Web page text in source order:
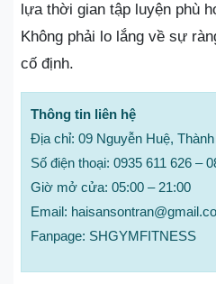
lựa thời gian tập luyện phù
Không phải lo lắng về sự
cố định.
Thông tin liên hệ
Địa chỉ: 09 Nguyễn Huệ,
Số điện thoại: 0935 611 626 –
Giờ mở cửa: 05:00 – 21:00
Email:
Fanpage: SHGYMFITNESS